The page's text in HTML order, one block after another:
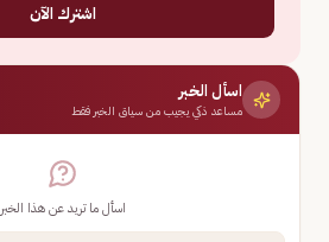
اشترك الآن
اسأل الخبر
مساعد ذكي يجيب من سياق الخبر فقط
اسأل ما تريد عن هذا الخبر